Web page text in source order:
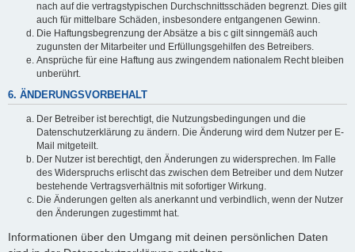
nach auf die vertragstypischen Durchschnittsschäden begrenzt. Dies gilt
auch für mittelbare Schäden, insbesondere entgangenen Gewinn.
Die Haftungsbegrenzung der Absätze a bis c gilt sinngemäß auch
zugunsten der Mitarbeiter und Erfüllungsgehilfen des Betreibers.
Ansprüche für eine Haftung aus zwingendem nationalem Recht bleiben
unberührt.
6. ÄNDERUNGSVORBEHALT
Der Betreiber ist berechtigt, die Nutzungsbedingungen und die
Datenschutzerklärung zu ändern. Die Änderung wird dem Nutzer per E-
Mail mitgeteilt.
Der Nutzer ist berechtigt, den Änderungen zu widersprechen. Im Falle
des Widerspruchs erlischt das zwischen dem Betreiber und dem Nutzer
bestehende Vertragsverhältnis mit sofortiger Wirkung.
Die Änderungen gelten als anerkannt und verbindlich, wenn der Nutzer
den Änderungen zugestimmt hat.
Informationen über den Umgang mit deinen persönlichen Daten